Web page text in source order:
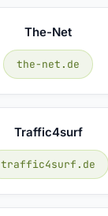
The-Net
the-net.de
Traffic4surf
traffic4surf.de